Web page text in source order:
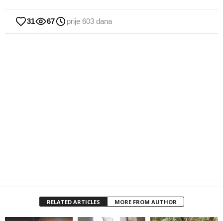
31 67 prije 603 dana
RELATED ARTICLES MORE FROM AUTHOR